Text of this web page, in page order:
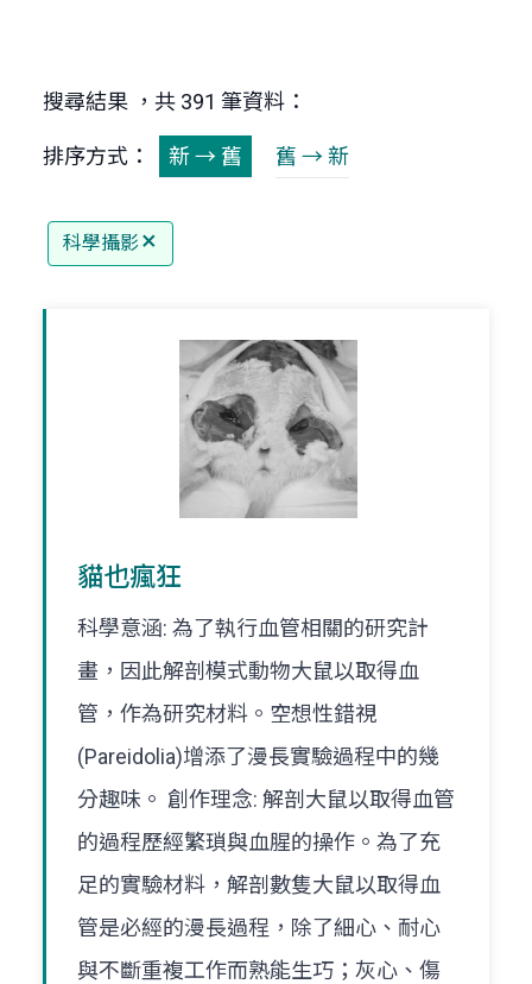
搜尋結果 ，共 391 筆資料：
排序方式： 新 → 舊 舊 → 新
科學攝影
貓也瘋狂
科學意涵: 為了執行血管相關的研究計
畫，因此解剖模式動物大鼠以取得血
管，作為研究材料。空想性錯視
(Pareidolia)增添了漫長實驗過程中的幾
分趣味。 創作理念: 解剖大鼠以取得血管
的過程歷經繁瑣與血腥的操作。為了充
足的實驗材料，解剖數隻大鼠以取得血
管是必經的漫長過程，除了細心、耐心
與不斷重複工作而熟能生巧；灰心、傷